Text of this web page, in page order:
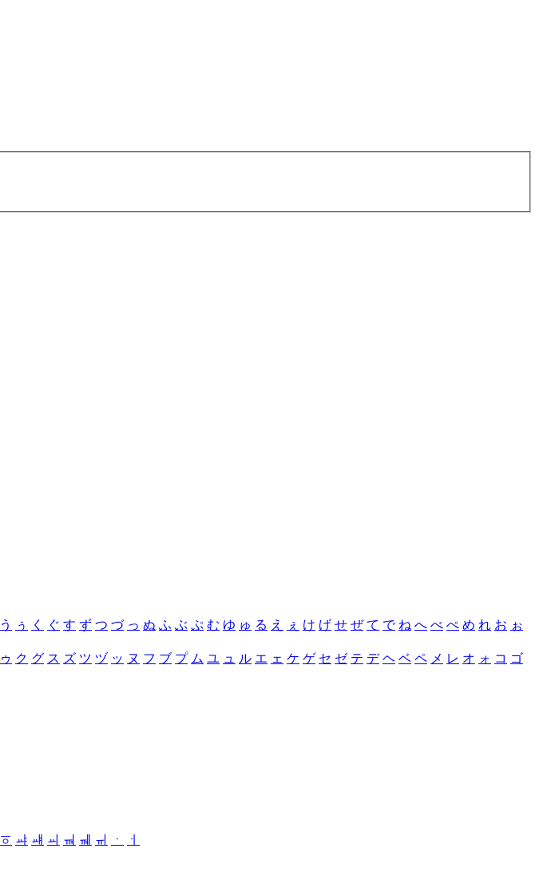
う ぅ く ぐ す ず つ づ っ ぬ ふ ぶ ぷ む ゆ ゅ る え ぇ け げ せ ぜ て で ね へ べ ぺ め れ お ぉ
ゥ ク グ ス ズ ツ ヅ ッ ヌ フ ブ プ ム ユ ュ ル エ ェ ケ ゲ セ ゼ テ デ ヘ ベ ペ メ レ オ ォ コ ゴ
ㆆ ㆇ ㆈ ㆉ ㆊ ㆋ ㆌ ㆍ
ㆎ